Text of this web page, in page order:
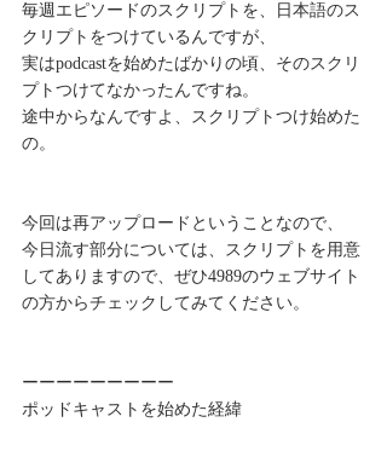
毎週エピソードのスクリプトを、日本語のス
クリプトをつけているんですが、
実はpodcastを始めたばかりの頃、そのスクリ
プトつけてなかったんですね。
途中からなんですよ、スクリプトつけ始めた
の。
今回は再アップロードということなので、
今日流す部分については、スクリプトを用意
してありますので、ぜひ4989のウェブサイト
の方からチェックしてみてください。
ーーーーーーーーー
ポッドキャストを始めた経緯